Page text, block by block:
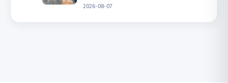
2026-08-07